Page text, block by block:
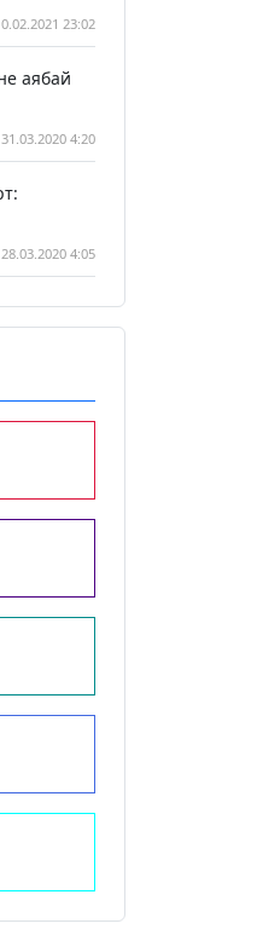
23:02
аябай
31.03.2020 4:20
28.03.2020 4:05